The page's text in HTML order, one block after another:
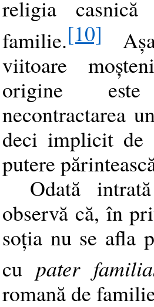
religia
familie.[10]
viitoare
origine
necontractarea
deci implicit de
putere
Odată
observă că, în
soția nu se afla
cu pater
romană de